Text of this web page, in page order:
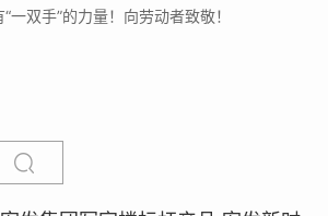
一双手”的力量！向劳动者致敬！